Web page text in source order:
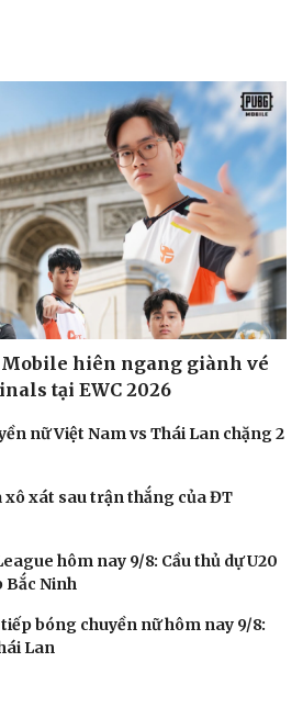
Mobile hiên ngang giành vé
tại EWC 2026
nữ Việt Nam vs Thái Lan chặng 2
xô xát sau trận thắng của ĐT
hôm nay 9/8: Cầu thủ dự U20
Bắc Ninh
bóng chuyền nữ hôm nay 9/8:
Lan